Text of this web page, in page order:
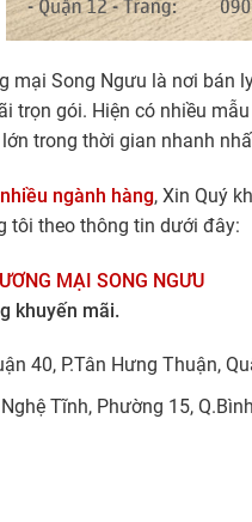
mại Song Ngưu là nơi bán
trọn gói. Hiện có nhiều
trong thời gian nhanh
ngành hàng, Xin Quý
tôi theo thông tin dưới đây:
MẠI SONG NGƯU
khuyến mãi.
40, P.Tân Hưng Thuận,
Tĩnh, Phường 15,